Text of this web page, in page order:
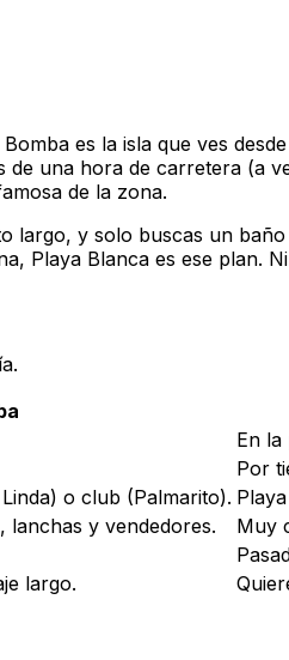
es la isla que ves
una hora de carretera (a
de la zona.
y solo buscas un
Playa Blanca es ese plan.
En la
Por
o club (Palmarito).
lanchas y vendedores.
Muy
largo.